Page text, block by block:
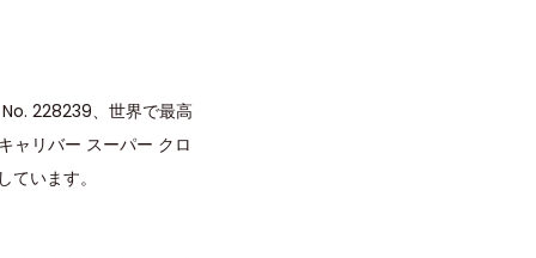
228239、世界で最高
ャリバー スーパー クロ
います。